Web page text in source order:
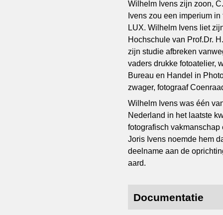
Wilhelm Ivens zijn zoon,
Ivens zou een imperium
LUX. Wilhelm Ivens liet
Hochschule van Prof.Dr.
zijn studie afbreken
vaders drukke fotoatelier,
Bureau en Handel in
zwager, fotograaf
Wilhelm Ivens was één
Nederland in het laatste
fotografisch
Joris Ivens noemde hem
deelname aan de
aard.
Documentatie